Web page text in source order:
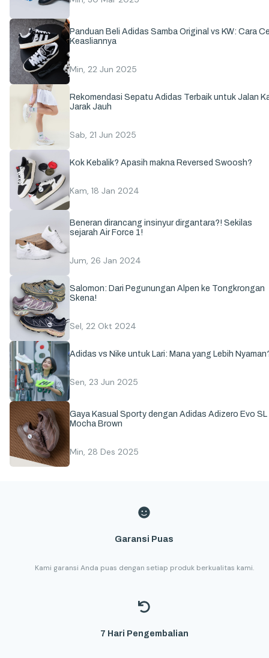
Panduan Beli Adidas Samba Original vs KW: Cara
Keasliannya
Min, 22 Jun 2025
Rekomendasi Sepatu Adidas Terbaik untuk Jalan
Jarak Jauh
Sab, 21 Jun 2025
Kok Kebalik? Apasih makna Reversed Swoosh?
Kam, 18 Jan 2024
Beneran dirancang insinyur dirgantara?! Sekilas
sejarah Air Force 1!
Jum, 26 Jan 2024
Salomon: Dari Pegunungan Alpen ke Tongkrongan
Skena!
Sel, 22 Okt 2024
Adidas vs Nike untuk Lari: Mana yang Lebih
Sen, 23 Jun 2025
Gaya Kasual Sporty dengan Adidas Adizero Evo SL
Mocha Brown
Min, 28 Des 2025
Garansi Puas
Kami garansi Anda puas dengan setiap produk berkualitas kami.
7 Hari Pengembalian